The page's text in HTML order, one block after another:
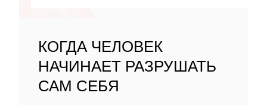
КОГДА ЧЕЛОВЕК
НАЧИНАЕТ РАЗРУШАТЬ
САМ СЕБЯ